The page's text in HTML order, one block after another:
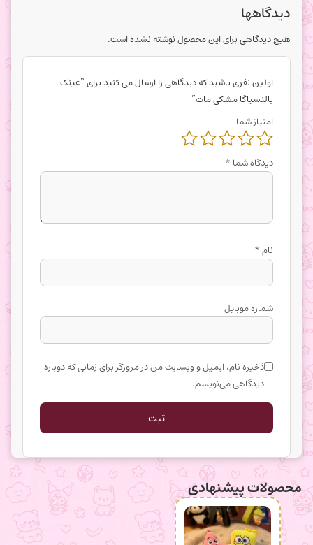
دیدگاهها
هیچ دیدگاهی برای این محصول نوشته نشده است.
اولین نفری باشید که دیدگاهی را ارسال می کنید برای “عینک
بالنسیاگا مشکی مات”
امتیاز شما
دیدگاه شما *
نام*
شماره موبایل
ذخیره نام، ایمیل و وبسایت من در مرورگر برای زمانی که دوباره
دیدگاهی می‌نویسم.
محصولات پیشنهادی